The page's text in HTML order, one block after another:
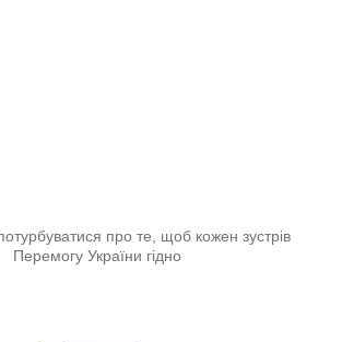
про те, щоб кожен зустрів
Перемогу України гідно